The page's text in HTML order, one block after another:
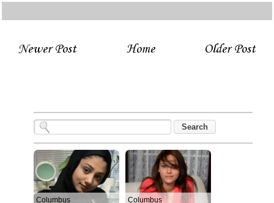
Newer Post Older Post
Home
Columbus Columbus